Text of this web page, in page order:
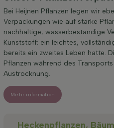
Bei Heijnen Pflanzen legen wir
Verpackungen wie auf starke
nachhaltige, wasserbeständige
Kunststoff: ein leichtes,
bereits ein zweites Leben hatte.
Pflanzen während des
Austrocknung.
Mehr information
Heckenpflanzen,